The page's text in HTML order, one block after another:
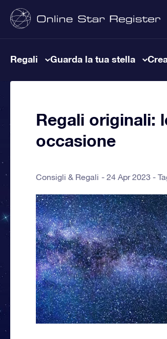
Regali Guarda la tua stella
Regali originali:
occasione
Consigli & Regali 24 Apr 2023 -